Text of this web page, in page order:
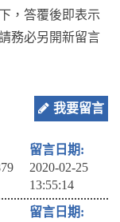
，答覆後即表示
務必另開新留言
我要留言
2020-02-25
13:55:14